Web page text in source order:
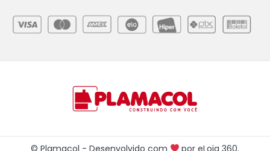
© Plamacol - Desenvolvido com poreLoja 360.